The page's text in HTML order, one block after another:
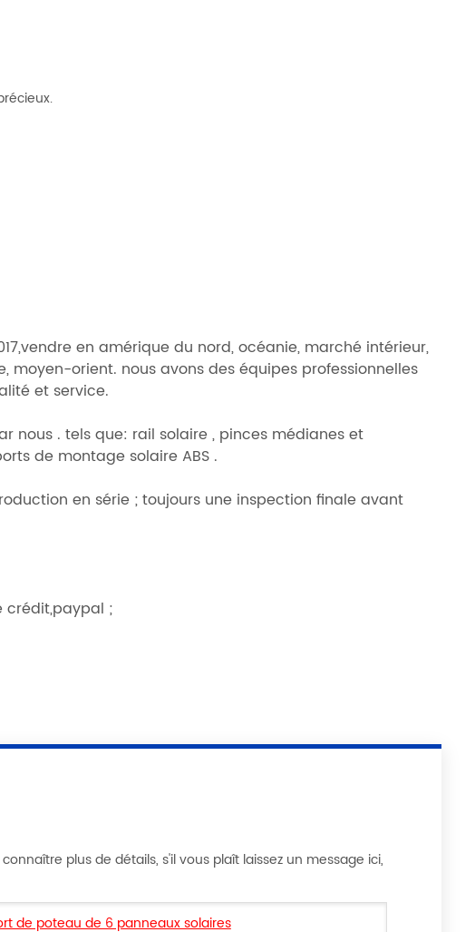
en amérique du nord, océanie, marché intérieur,
moyen-orient. nous avons des équipes professionnelles
et service.
. tels que: rail solaire , pinces médianes et
de montage solaire ABS .
en série ; toujours une inspection finale avant
crédit,paypal ;
plus de détails, s'il vous plaît laissez un message ici,
de poteau de 6 panneaux solaires